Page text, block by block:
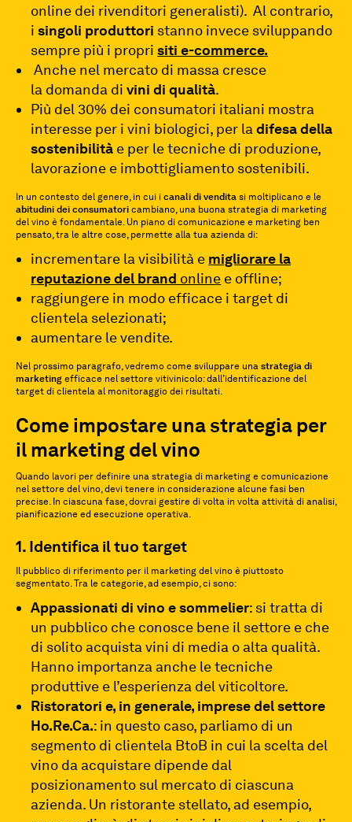
online dei rivenditori generalisti). Al contrario,
i singoli produttori stanno invece sviluppando
sempre più i propri siti e-commerce.
Anche nel mercato di massa cresce
la domanda di vini di qualità.
Più del 30% dei consumatori italiani mostra
interesse per i vini biologici, per ladifesa della
sostenibilità e per le tecniche di produzione,
lavorazione e imbottigliamento sostenibili.
In un contesto del genere, in cui i canali di vendita si moltiplicano e le
abitudini dei consumatori cambiano, una buona strategia di marketing
del vino è fondamentale. Un piano di comunicazione e marketing ben
pensato, tra le altre cose, permette alla tua azienda di:
incrementare la visibilità e migliorare la
reputazione del brand online e offline;
raggiungere in modo efficace i target di
clientela selezionati;
aumentare le vendite.
Nel prossimo paragrafo, vedremo come sviluppare una strategia di
marketing efficace nel settore vitivinicolo: dall’identificazione del
target di clientela al monitoraggio dei risultati.
Come impostare una strategia per
il marketing del vino
Quando lavori per definire una strategia di marketing e comunicazione
nel settore del vino, devi tenere in considerazione alcune fasi ben
precise. In ciascuna fase, dovrai gestire di volta in volta attività di analisi,
pianificazione ed esecuzione operativa.
1. Identifica il tuo target
Il pubblico di riferimento per il marketing del vino è piuttosto
segmentato. Tra le categorie, ad esempio, ci sono:
Appassionati di vino e sommelier: si tratta di
un pubblico che conosce bene il settore e che
di solito acquista vini di media o alta qualità.
Hanno importanza anche le tecniche
produttive e l’esperienza del viticoltore.
Ristoratori e, in generale, imprese del settore
Ho.Re.Ca.: in questo caso, parliamo di un
segmento di clientela BtoB in cui la scelta del
vino da acquistare dipende dal
posizionamento sul mercato di ciascuna
azienda. Un ristorante stellato, ad esempio,